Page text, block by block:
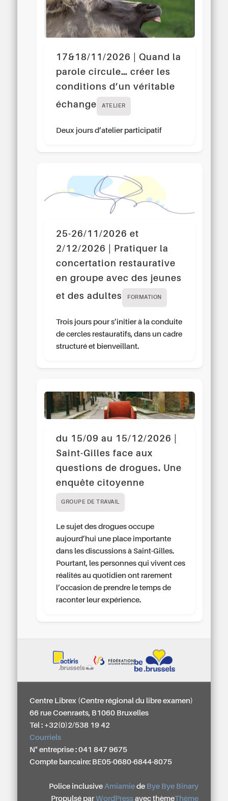
17&18/11/2026 | Quand la
parole circule… créer les
conditions d’un véritable
échange
ATELIER
Deux jours d’atelier participatif
25-26/11/2026 et
2/12/2026 | Pratiquer la
concertation restaurative
en groupe avec des jeunes
et des adultes
FORMATION
Trois jours pour s’initier à la conduite
de cercles restauratifs, dans un cadre
structuré et bienveillant.
du 15/09 au 15/12/2026 |
Saint-Gilles face aux
questions de drogues. Une
enquête citoyenne
GROUPE DE TRAVAIL
Le sujet des drogues occupe
aujourd’hui une place importante
dans les discussions à Saint-Gilles.
Pourtant, les personnes qui vivent ces
réalités au quotidien ont rarement
l’occasion de prendre le temps de
raconter leur expérience.
Centre Librex (Centre régional du libre examen)
66 rue Coenraets, B1060 Bruxelles
Tél : +32(0)2/538 19 42
Courriels
N° entreprise : 041 847 9675
Compte bancaire: BE05-0680-6844-8075
Police inclusive Amiamiede Bye Bye Binary
Propulsé par WordPressavec thèmeThème